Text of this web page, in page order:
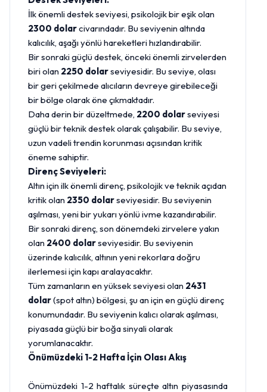
İlk önemli destek seviyesi, psikolojik bir eşik olan
2300 dolarcivarındadır. Bu seviyenin altında
kalıcılık, aşağı yönlü hareketleri hızlandırabilir.
Bir sonraki güçlü destek, önceki önemli zirvelerden
biri olan 2250 dolarseviyesidir. Bu seviye, olası
bir geri çekilmede alıcıların devreye girebileceği
bir bölge olarak öne çıkmaktadır.
Daha derin bir düzeltmede, 2200 dolarseviyesi
güçlü bir teknik destek olarak çalışabilir. Bu seviye,
uzun vadeli trendin korunması açısından kritik
öneme sahiptir.
Direnç Seviyeleri:
Altın için ilk önemli direnç, psikolojik ve teknik açıdan
kritik olan 2350 dolarseviyesidir. Bu seviyenin
aşılması, yeni bir yukarı yönlü ivme kazandırabilir.
Bir sonraki direnç, son dönemdeki zirvelere yakın
olan 2400 dolarseviyesidir. Bu seviyenin
üzerinde kalıcılık, altının yeni rekorlara doğru
ilerlemesi için kapı aralayacaktır.
Tüm zamanların en yüksek seviyesi olan 2431
dolar(spot altın) bölgesi, şu an için en güçlü direnç
konumundadır. Bu seviyenin kalıcı olarak aşılması,
piyasada güçlü bir boğa sinyali olarak
yorumlanacaktır.
Önümüzdeki 1-2 Hafta İçin Olası Akış
Önümüzdeki 1-2 haftalık süreçte altın piyasasında